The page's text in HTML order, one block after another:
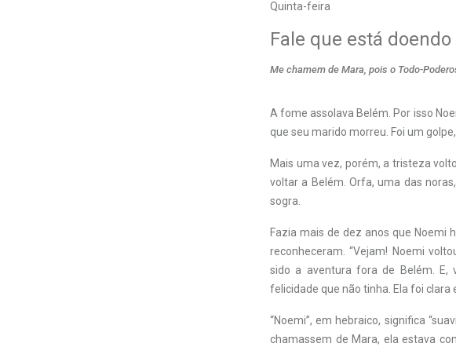
Quinta-feira
Fale que está doendo
Me chamem de Mara, pois o Todo-
A fome assolava Belém. Por isso
que seu marido morreu. Foi um
Mais uma vez, porém, a tristeza
voltar a Belém. Orfa, uma das
sogra.
Fazia mais de dez anos que Noemi
reconheceram. “Vejam! Noemi
sido a aventura fora de
Belém. E,
felicidade que não tinha. Ela foi clara
“Noemi”, em hebraico, significa
chamassem de Mara, ela estava